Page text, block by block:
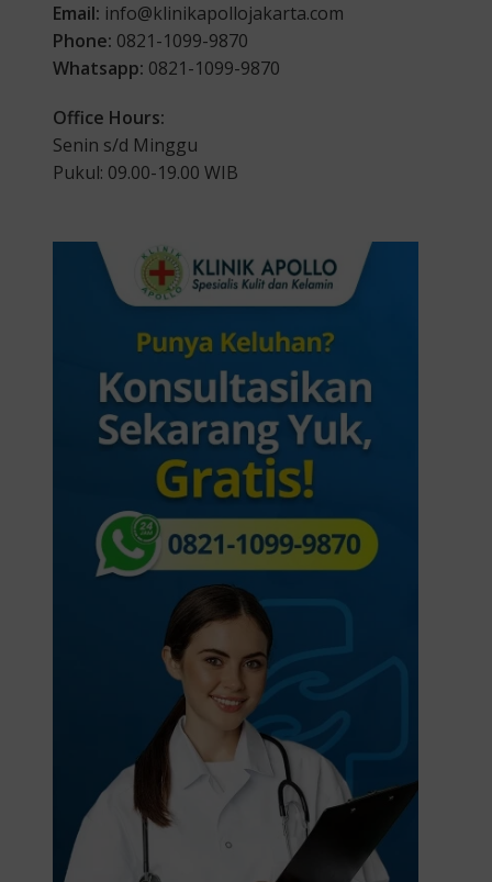
Email: info@klinikapollojakarta.com
Phone: 0821-1099-9870
Whatsapp: 0821-1099-9870
Office Hours:
Senin s/d Minggu
Pukul: 09.00-19.00 WIB